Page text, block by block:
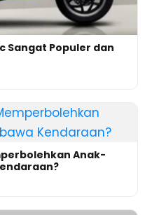
Sangat Populer dan
Anak-